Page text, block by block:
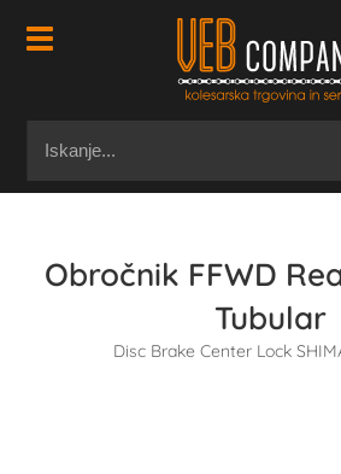
Obročnik FFWD
Tubular
Disc Brake Center Lock